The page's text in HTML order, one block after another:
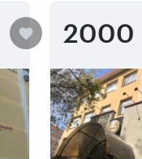
2000